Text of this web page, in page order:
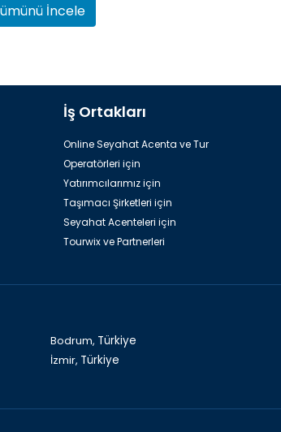
Rodos
İncele
İş Ortakları
Online Seyahat Acenta ve Tur
Operatörleri için
Yatırımcılarımız için
Taşımacı Şirketleri için
Seyahat Acenteleri için
Tourwix ve Partnerleri
Bodrum, Türkiye
İzmir, Türkiye